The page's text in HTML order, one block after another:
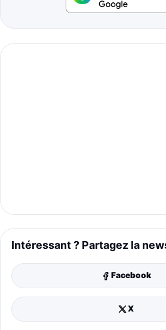
Intéressant ? Partagez la
Facebook
X